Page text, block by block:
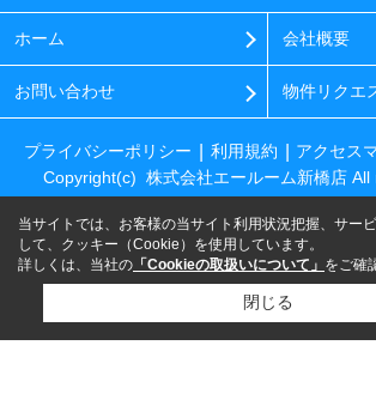
ホーム 会社概要
お問い合わせ 物件リクエ
プライバシーポリシー 利用規約 アクセス
Copyright(c) 株式会社エールーム新橋店 All
当サイトでは、お客様の当サイト利用状況把握、サー
して、クッキー（Cookie）を使用しています。
詳しくは、当社の 「Cookieの取扱いについて」 をご確
閉じる